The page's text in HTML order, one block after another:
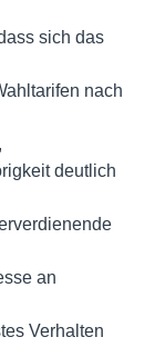
sich das
nach
deutlich
an
Verhalten